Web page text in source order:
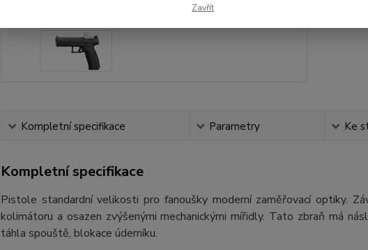
Kompletní specifikace Parametry Ke
Kompletní specifikace
Pistole standardní velikosti pro fanoušky moderní zaměřovací optiky.
kolimátoru a osazen zvýšenými mechanickými mířidly. Tato zbraň má
táhla spouště, blokace úderníku.
Zavřít